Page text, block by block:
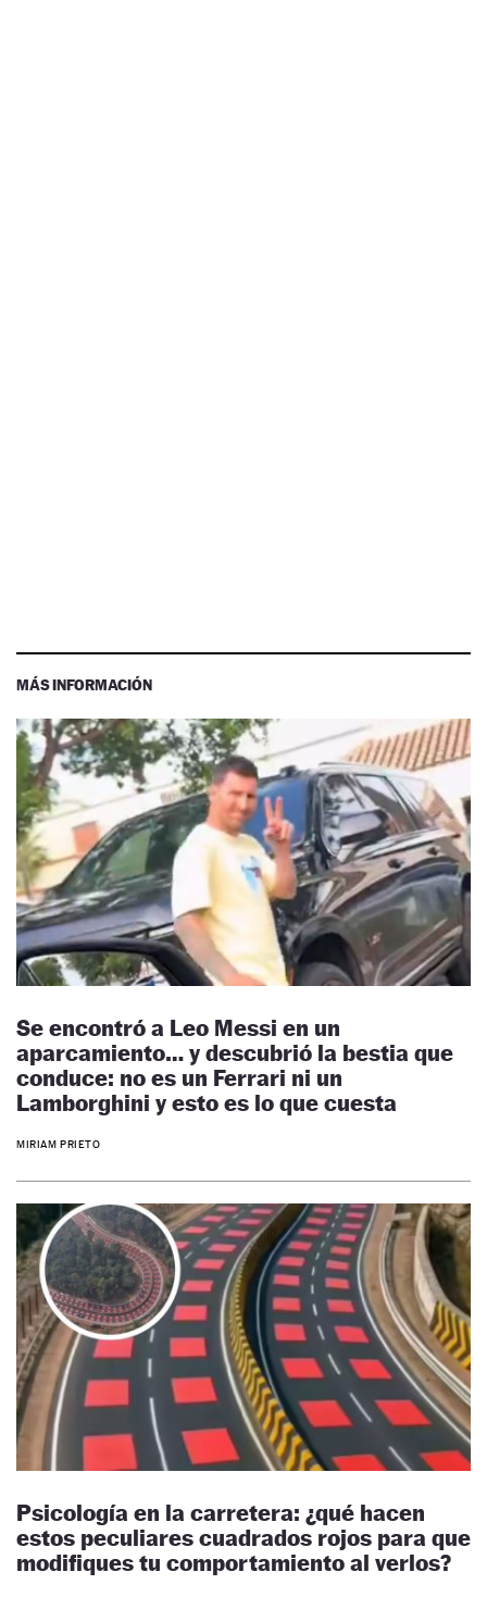
MÁS INFORMACIÓN
Se encontró a Leo Messi en un
aparcamiento… y descubrió la bestia que
conduce: no es un Ferrari ni un
Lamborghini y esto es lo que cuesta
MIRIAM PRIETO
Psicología en la carretera: ¿qué hacen
estos peculiares cuadrados rojos para que
modifiques tu comportamiento al verlos?